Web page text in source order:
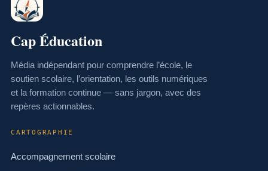
Cap Éducation
Média indépendant pour comprendre l’école, le
soutien scolaire, l’orientation, les outils numériques
et la formation continue — sans jargon, avec des
repères actionnables.
CARTOGRAPHIE
Accompagnement scolaire